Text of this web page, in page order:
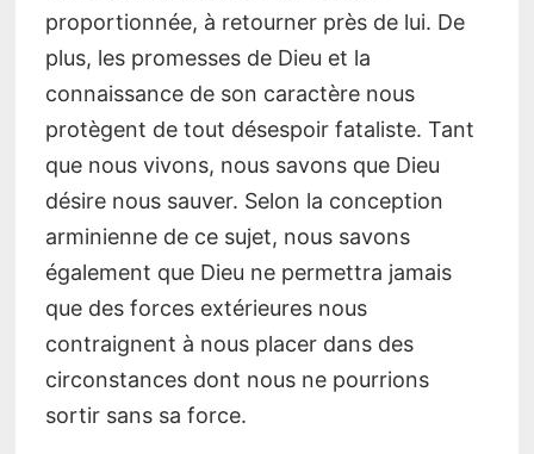
proportionnée, à retourner près de lui. De
plus, les promesses de Dieu et la
connaissance de son caractère nous
protègent de tout désespoir fataliste. Tant
que nous vivons, nous savons que Dieu
désire nous sauver. Selon la conception
arminienne de ce sujet, nous savons
également que Dieu ne permettra jamais
que des forces extérieures nous
contraignent à nous placer dans des
circonstances dont nous ne pourrions
sortir sans sa force.